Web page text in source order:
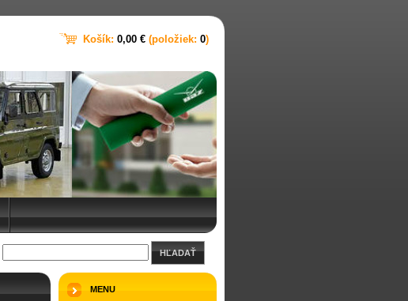
HĽADAŤ
MENU
Košík: 0,00 € (položiek: 0)